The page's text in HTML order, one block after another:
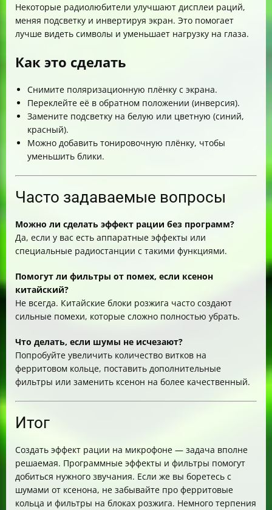
Некоторые радиолюбители улучшают дисплеи раций,
меняя подсветку и инвертируя экран. Это помогает
лучше видеть символы и уменьшает нагрузку на глаза.
Как это сделать
Снимите поляризационную плёнку с экрана.
Переклейте её в обратном положении (инверсия).
Замените подсветку на белую или цветную (синий,
красный).
Можно добавить тонировочную плёнку, чтобы
уменьшить блики.
Часто задаваемые вопросы
Можно ли сделать эффект рации без программ?
Да, если у вас есть аппаратные эффекты или
специальные радиостанции с такими функциями.
Помогут ли фильтры от помех, если ксенон
китайский?
Не всегда. Китайские блоки розжига часто создают
сильные помехи, которые сложно полностью убрать.
Что делать, если шумы не исчезают?
Попробуйте увеличить количество витков на
ферритовом кольце, поставить дополнительные
фильтры или заменить ксенон на более качественный.
Итог
Создать эффект рации на микрофоне — задача вполне
решаемая. Программные эффекты и фильтры помогут
добиться нужного звучания. Если же вы боретесь с
шумами от ксенона, не забывайте про ферритовые
кольца и фильтры на блоках розжига. Немного терпения